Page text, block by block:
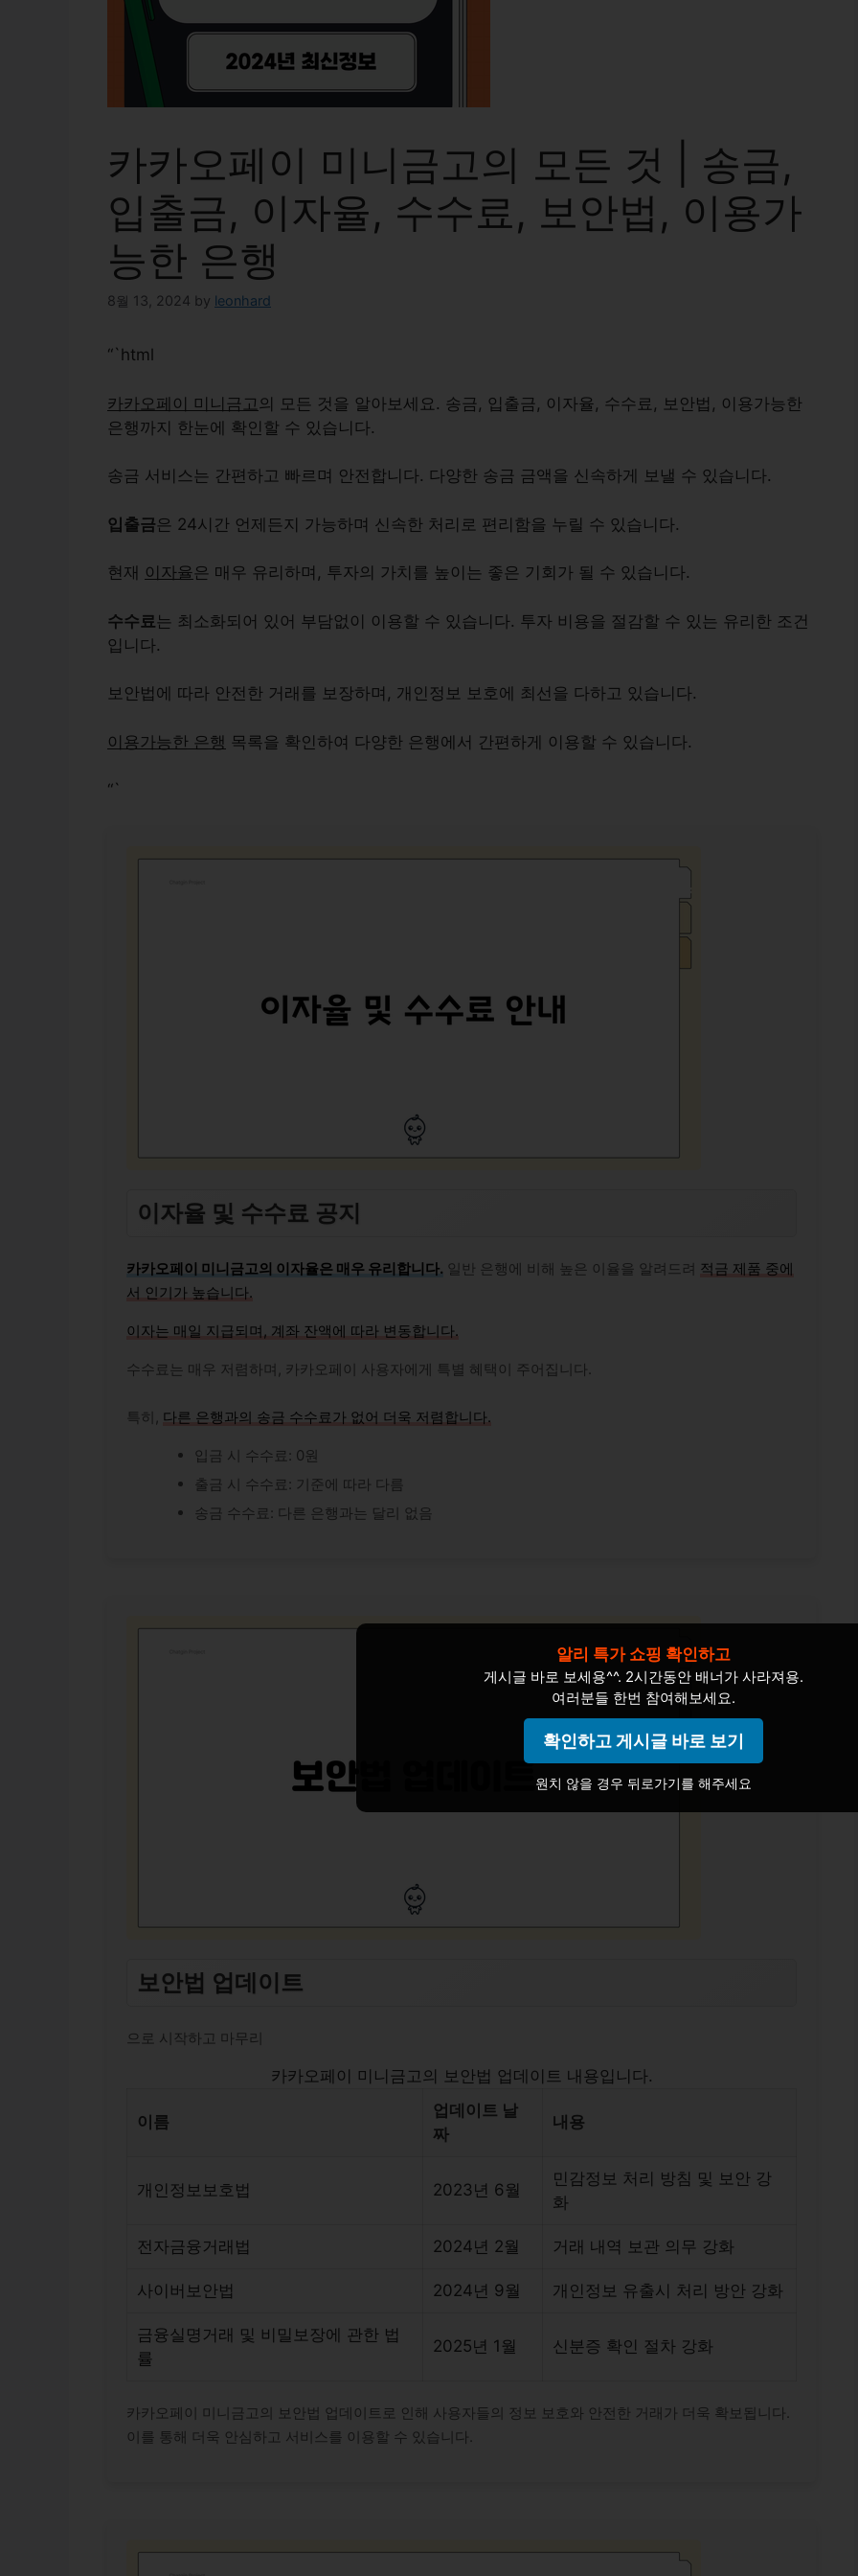
카카오페이 미니금고의 모든 것 | 송금,
입출금, 이자율, 수수료, 보안법, 이용가
능한 은행
8월 13, 2024 by leonhard
“`html
카카오페이 미니금고 의 모든 것을 알아보세요. 송금, 입출금, 이자율, 수수료, 보안법, 이용가능한
은행까지 한눈에 확인할 수 있습니다.
송금 서비스는 간편하고 빠르며 안전합니다. 다양한 송금 금액을 신속하게 보낼 수 있습니다.
입출금은 24시간 언제든지 가능하며 신속한 처리로 편리함을 누릴 수 있습니다.
현재 이자율은 매우 유리하며, 투자의 가치를 높이는 좋은 기회가 될 수 있습니다.
수수료 는 최소화되어 있어 부담없이 이용할 수 있습니다. 투자 비용을 절감할 수 있는 유리한 조건
입니다.
보안법 에 따라 안전한 거래를 보장하며, 개인정보 보호에 최선을 다하고 있습니다.
이용가능한 은행 목록을 확인하여 다양한 은행에서 간편하게 이용할 수 있습니다.
“`
이자율 및 수수료 공지
카카오페이 미니금고의 이자율은 매우 유리합니다. 일반 은행에 비해 높은 이율을 알려드려 적금 제품 중에
서 인기가 높습니다.
이자는 매일 지급되며, 계좌 잔액에 따라 변동합니다.
수수료는 매우 저렴하며, 카카오페이 사용자에게 특별 혜택이 주어집니다.
특히, 다른 은행과의 송금 수수료가 없어 더욱 저렴합니다.
입금 시 수수료: 0원
출금 시 수수료: 기준에 따라 다름
송금 수수료: 다른 은행과는 달리 없음
보안법 업데이트
으로 시작하고 마무리
카카오페이 미니금고의 보안법 업데이트 내용입니다.
이름
업데이트 날
짜
내용
개인정보보호법 2023년 6월
민감정보 처리 방침 및 보안 강
화
전자금융거래법 2024년 2월 거래 내역 보관 의무 강화
사이버보안법 2024년 9월 개인정보 유출시 처리 방안 강화
금융실명거래 및 비밀보장에 관한 법
률
2025년 1월 신분증 확인 절차 강화
카카오페이 미니금고의 보안법 업데이트로 인해 사용자들의 정보 보호와 안전한 거래가 더욱 확보됩니다.
이를 통해 더욱 안심하고 서비스를 이용할 수 있습니다.
알리 특가 쇼핑 확인하고
게시글 바로 보세용^^. 2시간동안 배너가 사라져용.
여러분들 한번 참여해보세요.
확인하고 게시글 바로 보기
원치 않을 경우 뒤로가기를 해주세요